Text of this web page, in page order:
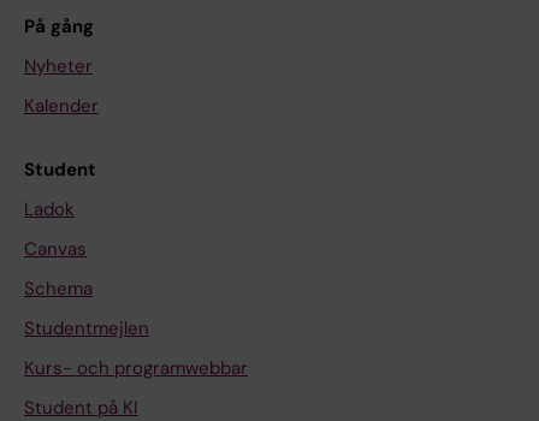
På gång
Nyheter
Kalender
Student
Ladok
Canvas
Schema
Studentmejlen
Kurs- och programwebbar
Student på KI